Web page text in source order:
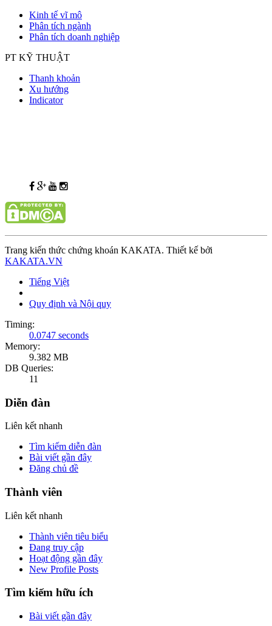
Kinh tế vĩ mô
Phân tích ngành
Phân tích doanh nghiệp
PT KỸ THUẬT
Thanh khoản
Xu hướng
Indicator
Trang kiến thức chứng khoán KAKATA. Thiết kế bởi
KAKATA.VN
Tiếng Việt
Quy định và Nội quy
Timing:
0.0747 seconds
Memory:
9.382 MB
DB Queries:
11
Diễn đàn
Liên kết nhanh
Tìm kiếm diễn đàn
Bài viết gần đây
Đăng chủ đề
Thành viên
Liên kết nhanh
Thành viên tiêu biểu
Đang truy cập
Hoạt động gần đây
New Profile Posts
Tìm kiếm hữu ích
Bài viết gần đây